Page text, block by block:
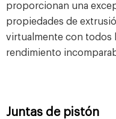
proporcionan una
propiedades de
virtualmente con todos
rendimiento
Juntas de pistón